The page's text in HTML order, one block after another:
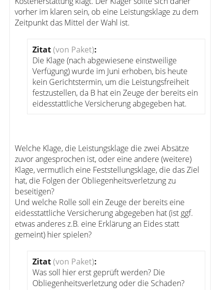
vorher im klaren sein, ob eine Leistungsklage zu dem
Zeitpunkt das Mittel der Wahl ist.
Zitat(von Paket):
Die Klage (nach abgewiesene einstweilige
Verfügung) wurde im Juni erhoben, bis heute
kein Gerichtstermin, um die Leistungsfreiheit
festzustellen, da B hat ein Zeuge der bereits ein
eidesstattliche Versicherung abgegeben hat.
Welche Klage, die Leistungsklage die zwei Absätze
zuvor angesprochen ist, oder eine andere (weitere)
Klage, vermutlich eine Feststellungsklage, die das Ziel
hat, die Folgen der Obliegenheitsverletzung zu
beseitigen?
Und welche Rolle soll ein Zeuge der bereits eine
eidesstattliche Versicherung abgegeben hat (ist ggf.
etwas anderes z.B. eine Erklärung an Eides statt
gemeint) hier spielen?
Zitat(von Paket):
Was soll hier erst geprüft werden? Die
Obliegenheitsverletzung oder die Schaden?